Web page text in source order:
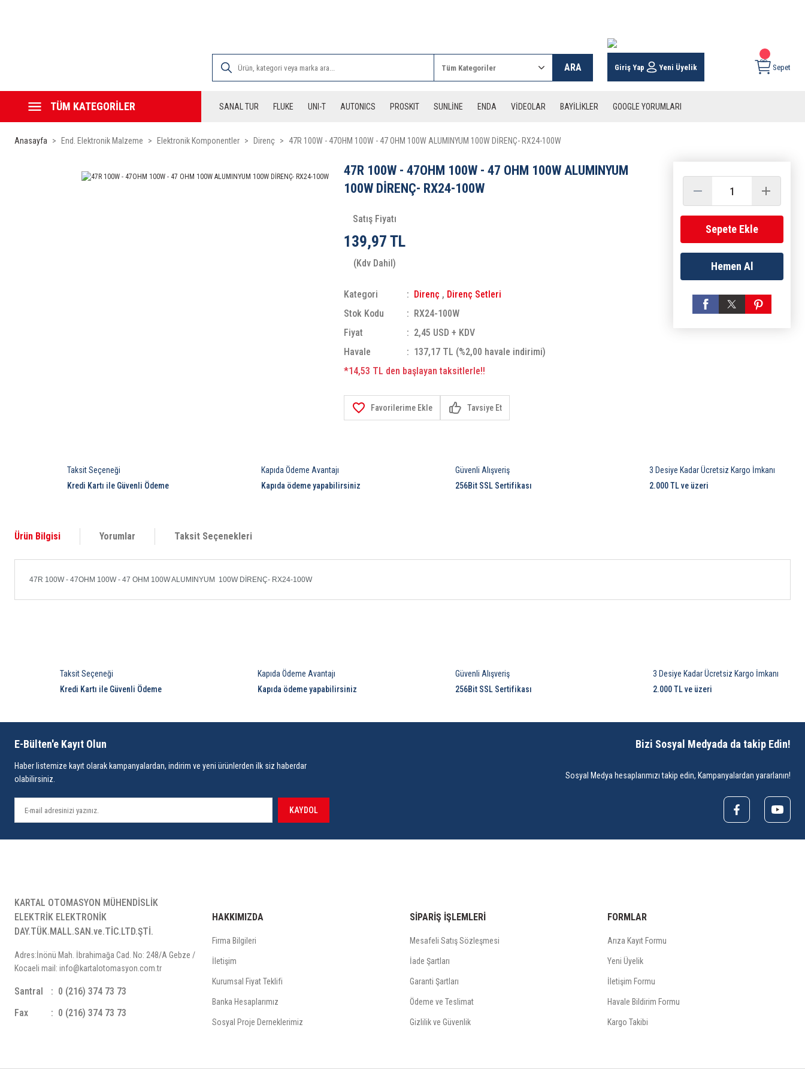
ARA Giriş Yap Yeni Üyelik Sepet
TÜM KATEGORİLER SANAL TUR FLUKE UNI-T AUTONICS PROSKIT SUNLİNE ENDA VİDEOLAR BAYİLİKLER GOOGLE YORUMLARI
Anasayfa End. Elektronik Malzeme Elektronik Komponentler Direnç 47R 100W - 47OHM 100W - 47 OHM 100W ALUMINYUM 100W DİRENÇ- RX24-100W
47R 100W - 47OHM 100W - 47 OHM 100W ALUMINYUM
100W DİRENÇ- RX24-100W
Satış Fiyatı
139,97 TL
(Kdv Dahil)
Kategori Direnç , Direnç Setleri
Stok Kodu
RX24-100W
Fiyat
2,45 USD + KDV
Havale
137,17 TL (%2,00 havale indirimi)
*14,53 TL den başlayan taksitlerle!!
Tavsiye Et
Sepete Ekle
Hemen Al
3 Desiye Kadar Ücretsiz Kargo İmkanı
2.000 TL ve üzeri
Kapıda Ödeme Avantajı
Kapıda ödeme yapabilirsiniz
Güvenli Alışveriş
256Bit SSL Sertifikası
Taksit Seçeneği
Kredi Kartı ile Güvenli Ödeme
Ürün Bilgisi Yorumlar Taksit Seçenekleri
47R 100W - 47OHM 100W - 47 OHM 100W ALUMINYUM 100W DİRENÇ- RX24-100W
3 Desiye Kadar Ücretsiz Kargo İmkanı
2.000 TL ve üzeri
Kapıda Ödeme Avantajı
Kapıda ödeme yapabilirsiniz
Güvenli Alışveriş
256Bit SSL Sertifikası
Taksit Seçeneği
Kredi Kartı ile Güvenli Ödeme
E-Bülten'e Kayıt Olun
Haber listemize kayıt olarak kampanyalardan, indirim ve yeni ürünlerden ilk siz haberdar
olabilirsiniz.
KAYDOL
Bizi Sosyal Medyada da takip Edin!
Sosyal Medya hesaplarımızı takip edin, Kampanyalardan yararlanın!
KARTAL OTOMASYON MÜHENDİSLİK
ELEKTRİK ELEKTRONİK
DAY.TÜK.MALL.SAN.ve.TİC.LTD.ŞTİ.
Adres:İnönü Mah. İbrahimağa Cad. No: 248/A Gebze /
Kocaeli mail: info@kartalotomasyon.com.tr
Santral
0 (216) 374 73 73
Fax
0 (216) 374 73 73
HAKKIMIZDA
Firma Bilgileri
İletişim
Kurumsal Fiyat Teklifi
Banka Hesaplarımız
Sosyal Proje Derneklerimiz
SİPARİŞ İŞLEMLERİ
Mesafeli Satış Sözleşmesi
İade Şartları
Garanti Şartları
Ödeme ve Teslimat
Gizlilik ve Güvenlik
FORMLAR
Arıza Kayıt Formu
Yeni Üyelik
İletişim Formu
Havale Bildirim Formu
Kargo Takibi